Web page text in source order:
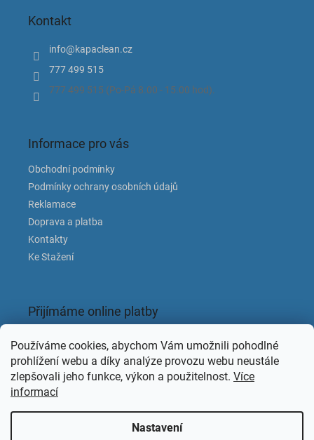
Používáme cookies, abychom Vám umožnili pohodlné
prohlížení webu a díky analýze provozu webu neustále
zlepšovali jeho funkce, výkon a použitelnost. Více
informací
Nastavení
Kontakt
info@kapaclean.cz
777 499 515
777 499 515 (Po-Pá 8.00 - 15.00 hod).
Informace pro vás
Obchodní podmínky
Podmínky ochrany osobních údajů
Reklamace
Doprava a platba
Kontakty
Ke Stažení
Přijímáme online platby
Facebook